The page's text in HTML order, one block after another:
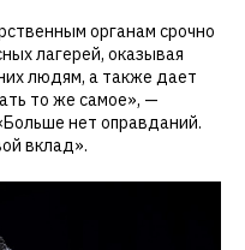
органам срочно
лагерей, оказывая
людям, а также дает
то же самое», —
нет оправданий.
вклад».